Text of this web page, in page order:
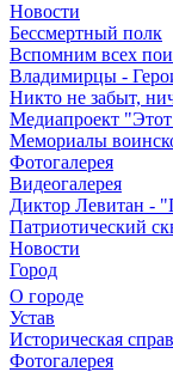
Новости
Бессмертный полк
Вспомним всех
Владимирцы -
Никто не забыт,
Медиапроект
Мемориалы
Фотогалерея
Видеогалерея
Диктор Левитан -
Патриотический
Новости
Город
О городе
Устав
Историческая
Фотогалерея